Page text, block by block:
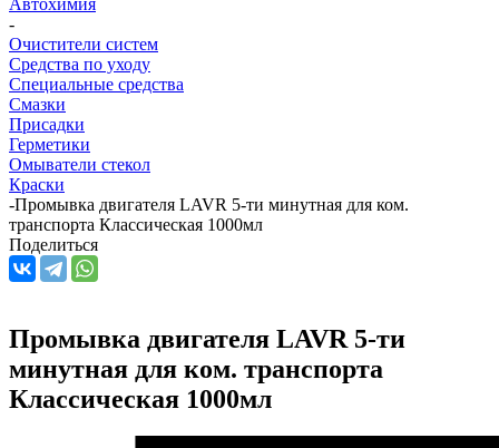
-
Очистители систем
Средства по уходу
Специальные средства
Смазки
Присадки
Герметики
Омыватели стекол
Краски
-Промывка двигателя LAVR 5-ти минутная для ком.
транспорта Классическая 1000мл
Поделиться
Промывка двигателя LAVR 5-ти
минутная для ком. транспорта
Классическая 1000мл